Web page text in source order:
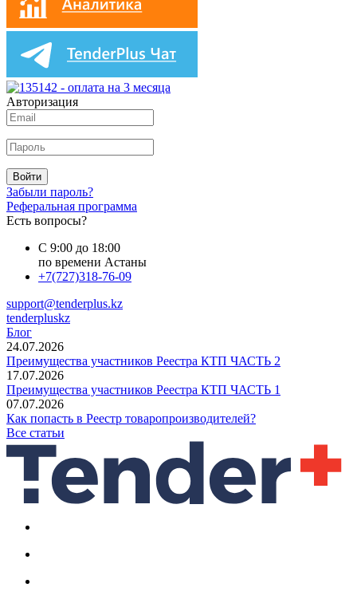
Авторизация
Войти
Забыли пароль?
Реферальная программа
Есть вопросы?
С 9:00 до 18:00
по времени Астаны
+7(727)318-76-09
support@tenderplus.kz
tenderpluskz
Блог
24.07.2026
Преимущества участников Реестра КТП ЧАСТЬ 2
17.07.2026
Преимущества участников Реестра КТП ЧАСТЬ 1
07.07.2026
Как попасть в Реестр товаропроизводителей?
Все статьи